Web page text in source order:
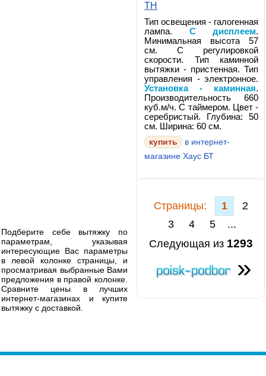
TH
Тип освещения - галогенная
лампа. С дисплеем.
Минимальная высота 57
см. С регулировкой
скорости. Тип каминной
вытяжки - пристенная. Тип
управления - электронное.
Установка - каминная.
Производительность 660
куб.м/ч. С таймером. Цвет -
серебристый. Глубина: 50
см. Ширина: 60 см.
в интернет-
магазине Хаус БТ
Cтраницы: 1
2
3
4 5
...
Следующая из 1293
»
Подберите себе вытяжку по
параметрам, указывая
интересующие Вас параметры
в левой колонке страницы, и
просматривая выбранные Вами
предложения в правой колонке.
Сравните цены в лучших
интернет-магазинах и купите
вытяжку с доставкой.